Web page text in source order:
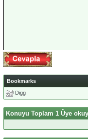
Bookmarks
Digg
Konuyu Toplam 1 Üye